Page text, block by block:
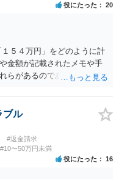
役にたった 20
５４万円」をどのように計
金額が記載されたメモや手
らがあるのであればメール
であれば調査することは可
は現在弁護士費用が自由化
ので、あくまで目安となり
×8％or10万円の高い方、
ょうか。法律事務所によ
思います。 勝訴の見込みや
ブル
#返金請求
#10〜50万円未満
役にたった 16